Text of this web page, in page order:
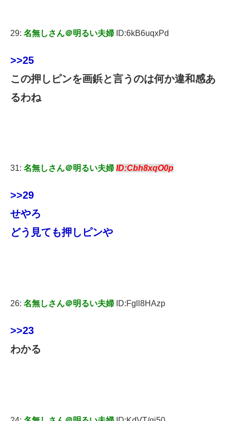
29: 名無しさん＠明るい夫婦 ID:6kB6uqxPd
>>25
この押しピンを画鋲と言うのは何か違和感あ
るわね
31: 名無しさん＠明るい夫婦 ID:Cbh8xqO0p
>>29
せやろ
どう見ても押しピンや
26: 名無しさん＠明るい夫婦 ID:Fgll8HAzp
>>23
わかる